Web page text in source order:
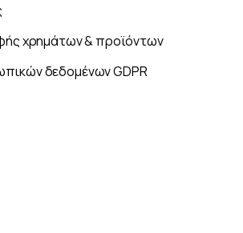
χρημάτων & προϊόντων
δεδομένων GDPR